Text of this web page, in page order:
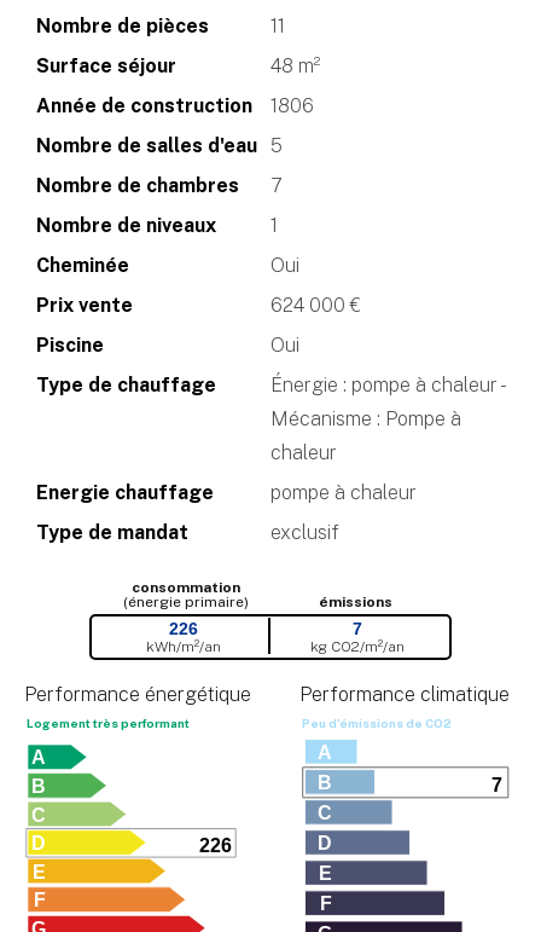
Nombre de pièces
11
Surface séjour
48 m²
Année de construction
1806
Nombre de salles d'eau
5
Nombre de chambres
7
Nombre de niveaux
1
Cheminée
Oui
Prix vente
624 000 €
Piscine
Oui
Type de chauffage
Énergie : pompe à chaleur -
Mécanisme : Pompe à
chaleur
Energie chauffage
pompe à chaleur
Type de mandat
exclusif
consommation
(énergie primaire)
émissions
226
kWh/m²/an
7
kg CO2/m²/an
Performance énergétique
Logement très performant
A
B
C
226
D
E
F
Performance climatique
Peu d'émissions de CO2
A
7
B
C
D
E
F